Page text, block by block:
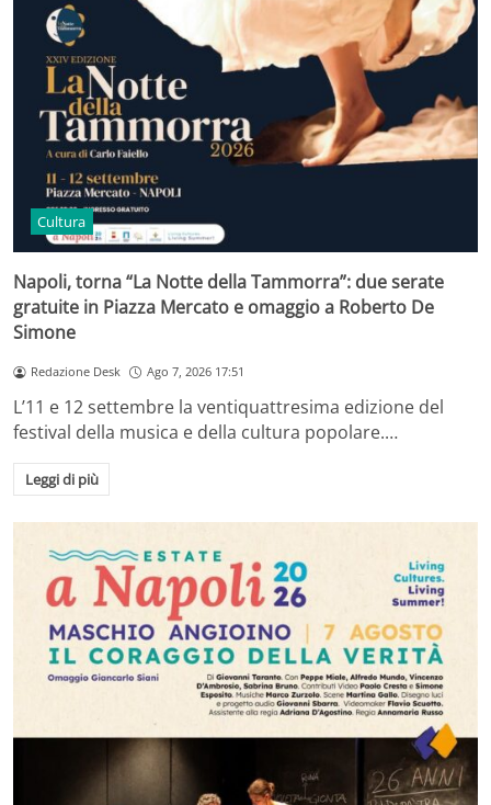
Cultura
Napoli, torna “La Notte della Tammorra”: due serate
gratuite in Piazza Mercato e omaggio a Roberto De
Simone
Redazione Desk Ago 7, 2026 17:51
L’11 e 12 settembre la ventiquattresima edizione del
festival della musica e della cultura popolare.…
Leggi di più